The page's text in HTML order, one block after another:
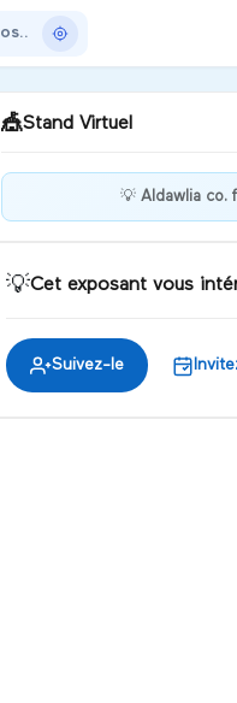
🎪Stand Virtuel
Bienvenue chez
💡 Aldawlia co.
💡Cet exposant vous
Suivez-le